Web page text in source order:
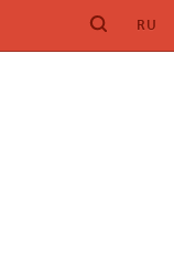
RU